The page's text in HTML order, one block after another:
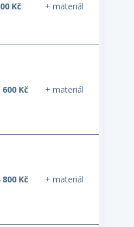
Kč + materiál
Kč + materiál
Kč + materiál